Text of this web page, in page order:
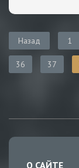
Назад 1
36 37
О САЙТЕ